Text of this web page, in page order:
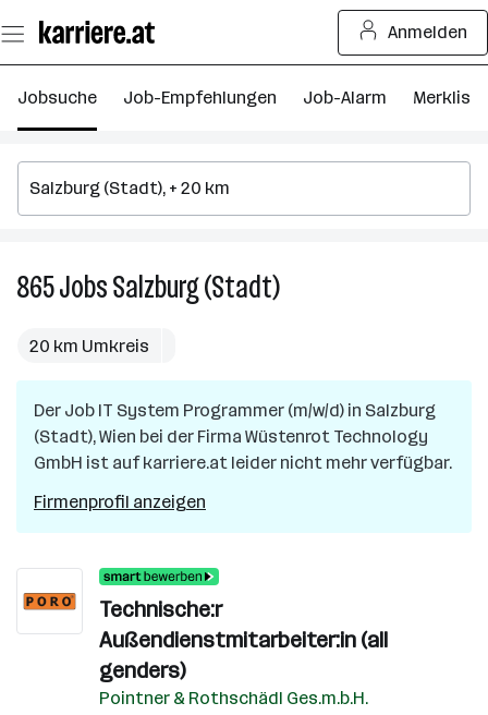
Seiteninhalt
springen
Anmelden
Jobsuche Job-Empfehlungen Job-Alarm Merkliste
865JobsSalzburg (Stadt)865
(Stadt)
20 km Umkreis
Der Job IT System Programmer (m/w/d) in Salzburg
(Stadt), Wien bei der Firma Wüstenrot Technology
GmbH ist auf karriere.at leider nicht mehr verfügbar.
Firmenprofil anzeigen
Technische:r
Außendienstmitarbeiter:in (all
genders)
Pointner & Rothschädl Ges.m.b.H.